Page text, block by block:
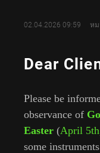
02.04.2026 09:59 ห
Dear
Please be
observance of
Easter (April
some